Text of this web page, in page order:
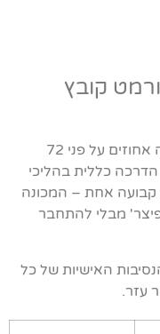
קובץ
*טבלה זו משתמשת בריבית של חמישה אחוזים על פני 72
כדי לספק הדרכה כללית בהליכי
קבועה אחת – המכונה
מבלי להתחבר
האישיות של כל
עזר.